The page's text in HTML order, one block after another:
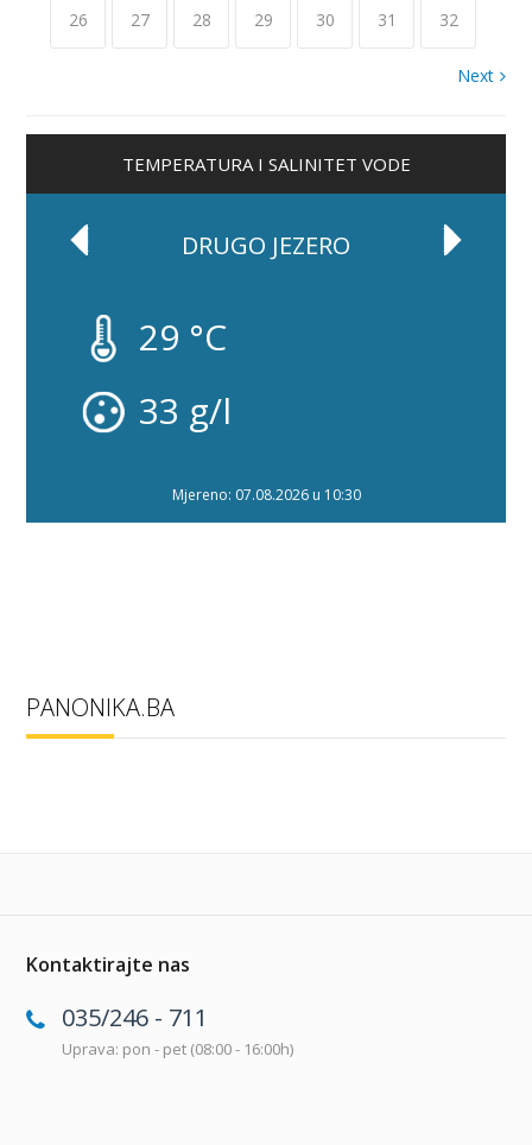
26 27 28 29 30 31 32
Next
TEMPERATURA I SALINITET VODE
DRUGO JEZERO
29 °C
33 g/l
Mjereno: 07.08.2026 u 10:30
PANONIKA.BA
Kontaktirajte nas
035/246 - 711
Uprava: pon - pet (08:00 - 16:00h)